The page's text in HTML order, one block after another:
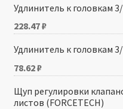
Удлинитель к головкам
228.47₽
Удлинитель к головкам
78.62₽
Щуп регулировки
листов (FORCETECH)